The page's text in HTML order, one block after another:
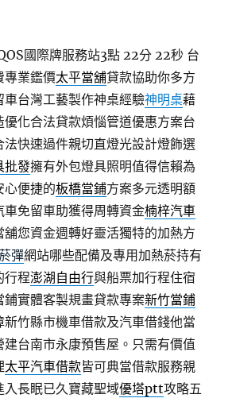
國際牌服務站3點 22分 22秒 台
專業鑑價太平當舖貸款協助你多方
車台灣工藝製作神桌經驗神明桌藉
優化合法貸款煩惱管道優惠方案台
法快速過件親切直燈光設計燈飾選
批發擁有外包燈具照明值得信賴為
心便捷的板橋當鋪方案多元透明額
車免留車助獲得周轉資金楠梓汽車
舖您資金週轉好靈活獨特的加熱方
彈網站哪些配備及專用加熱菸持有
行程澎湖自由行與船票加行程住宿
鋪實體客製規畫貸款專案新竹當鋪
竹縣市機車借款及汽車借錢他當
建台南市永康預售屋。只需有價值
太平汽車借款皆可典當借款服務親
入長眠已久寶藏聖域優塔ptt攻略五